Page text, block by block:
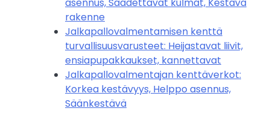
rakenne
Jalkapallovalmentamisen kenttä
turvallisuusvarusteet: Heijastavat liivit,
ensiapupakkaukset, kannettavat
Jalkapallovalmentajan kenttäverkot:
Korkea kestävyys, Helppo asennus,
Säänkestävä